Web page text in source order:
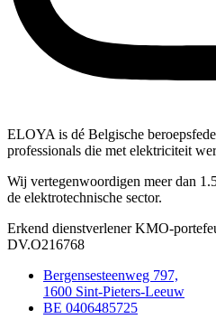
ELOYA is dé Belgische
professionals die met elektriciteit
Wij vertegenwoordigen meer dan
de elektrotechnische sector.
Erkend dienstverlener KMO-
DV.O216768
Bergensesteenweg 797,
1600 Sint-Pieters-Leeuw
BE 0406485725